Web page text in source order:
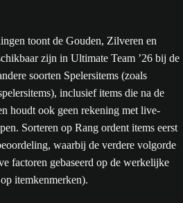
toont de Gouden, Zilveren en
zijn in Ultimate Team ’26 bij de
soorten Spelersitems (zoals
inclusief items die na de
houdt ook geen rekening met live-
Sorteren op Rang ordent items eerst
waarbij de verdere volgorde
factoren gebaseerd op de werkelijke
itemkenmerken).